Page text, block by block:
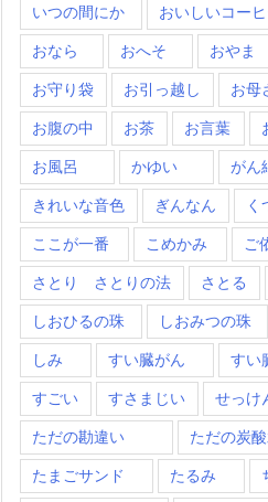
いつの間にか おいしいコー
おなら おへそ おやま
お守り袋 お引っ越し お母
お腹の中 お茶 お言葉
お風呂 かゆい がん
きれいな音色 ぎんなん く
ここが一番 こめかみ ご
さとり さとりの法 さとる
しおひるの珠 しおみつの珠
しみ すい臓がん すい
すごい すさまじい せっけ
ただの勘違い ただの炭
たまごサンド たるみ